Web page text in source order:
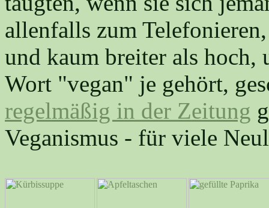
allenfalls zum
und kaum breiter als hoch,
Wort "vegan" je gehört,
regelmäßig in der Zeitung
Veganismus - für viele